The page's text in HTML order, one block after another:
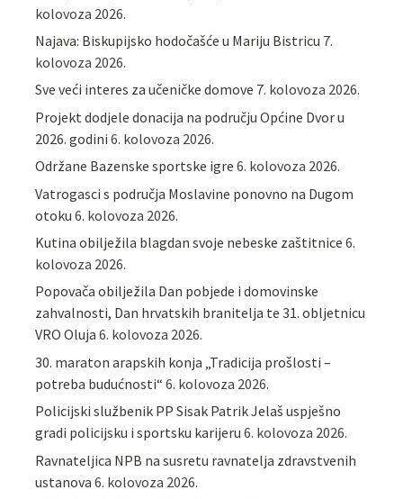
kolovoza 2026.
Najava: Biskupijsko hodočašće u Mariju Bistricu 7.
kolovoza 2026.
Sve veći interes za učeničke domove 7. kolovoza 2026.
Projekt dodjele donacija na području Općine Dvor u
2026. godini 6. kolovoza 2026.
Održane Bazenske sportske igre 6. kolovoza 2026.
Vatrogasci s područja Moslavine ponovno na Dugom
otoku 6. kolovoza 2026.
Kutina obilježila blagdan svoje nebeske zaštitnice 6.
kolovoza 2026.
Popovača obilježila Dan pobjede i domovinske
zahvalnosti, Dan hrvatskih branitelja te 31. obljetnicu
VRO Oluja 6. kolovoza 2026.
30. maraton arapskih konja „Tradicija prošlosti –
potreba budućnosti“ 6. kolovoza 2026.
Policijski službenik PP Sisak Patrik Jelaš uspješno
gradi policijsku i sportsku karijeru 6. kolovoza 2026.
Ravnateljica NPB na susretu ravnatelja zdravstvenih
ustanova 6. kolovoza 2026.